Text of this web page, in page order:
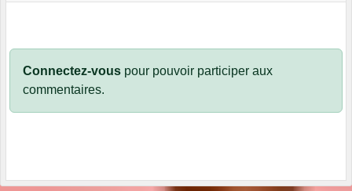
Connectez-vous pour pouvoir participer aux
commentaires.